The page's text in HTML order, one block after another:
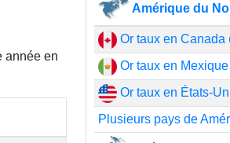
année en
Amérique du
Or taux en Canada
Or taux en
Or taux en États-
Plusieurs pays de